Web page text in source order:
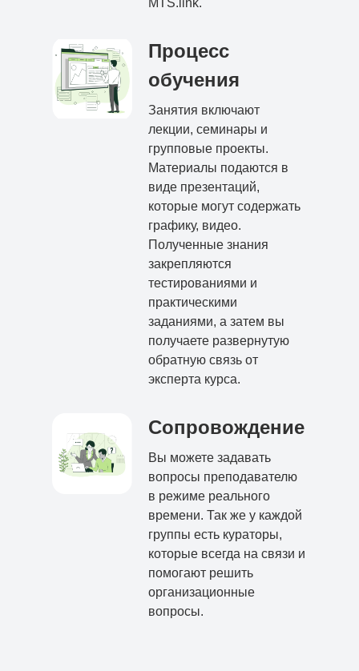
MTS.link.
Процесс
обучения
Занятия включают
лекции, семинары и
групповые проекты.
Материалы подаются в
виде презентаций,
которые могут содержать
графику, видео.
Полученные знания
закрепляются
тестированиями и
практическими
заданиями, а затем вы
получаете развернутую
обратную связь от
эксперта курса.
Сопровождение
Вы можете задавать
вопросы преподавателю
в режиме реального
времени. Так же у каждой
группы есть кураторы,
которые всегда на связи и
помогают решить
организационные
вопросы.